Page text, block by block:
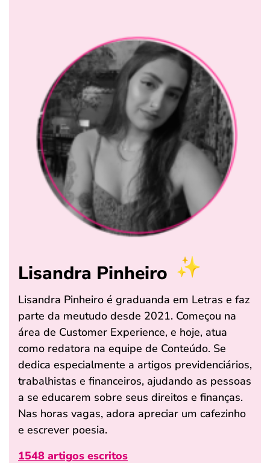
Lisandra Pinheiro
Lisandra Pinheiro é graduanda em Letras e faz
parte da meutudo desde 2021. Começou na
área de Customer Experience, e hoje, atua
como redatora na equipe de Conteúdo. Se
dedica especialmente a artigos previdenciários,
trabalhistas e financeiros, ajudando as pessoas
a se educarem sobre seus direitos e finanças.
Nas horas vagas, adora apreciar um cafezinho
e escrever poesia.
1548 artigos escritos